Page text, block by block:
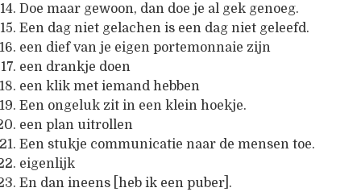
Doe maar gewoon, dan doe je al gek genoeg.
Een dag niet gelachen is een dag niet geleefd.
een dief van je eigen portemonnaie zijn
een drankje doen
een klik met iemand hebben
Een ongeluk zit in een klein hoekje.
een plan uitrollen
Een stukje communicatie naar de mensen toe.
eigenlijk
En dan ineens [heb ik een puber].